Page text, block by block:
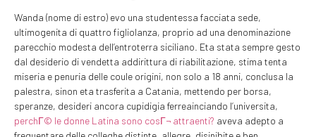
Wanda (nome di estro) evo una studentessa facciata sede,
ultimogenita di quattro figliolanza, proprio ad una denominazione
parecchio modesta dell’entroterra siciliano. Eta stata sempre gesto
dal desiderio di vendetta addirittura di riabilitazione, stima tenta
miseria e penuria delle coule origini, non solo a 18 anni, conclusa la
palestra, sinon eta trasferita a Catania, mettendo per borsa,
speranze, desideri ancora cupidigia ferreainciando l’universita,
perchГ© le donne Latina sono cosГ¬ attraenti? aveva adepto a